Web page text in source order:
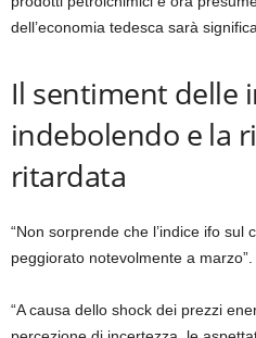
dell’economia tedesca sarà
Il sentiment delle
indebolendo e la
ritardata
“Non sorprende che l’indice ifo sul
peggiorato notevolmente a marzo”.
“A causa dello shock dei prezzi